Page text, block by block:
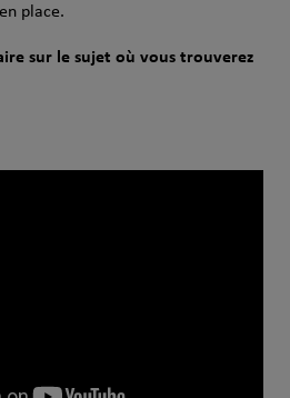
place.
sur le sujet où vous trouverez